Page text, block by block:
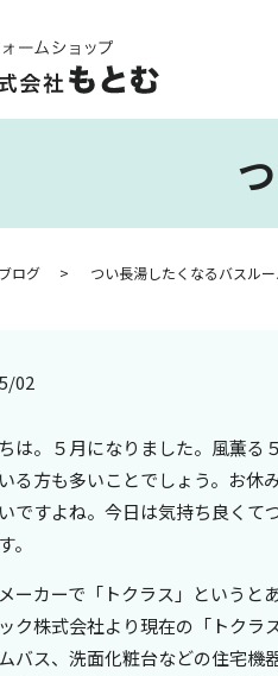
ブログ つい長湯したくなるバスルー
02
は。５月になりました。風薫る
る方も多いことでしょう。お
ですよね。今日は気持ち良くて
。
ーカーで「トクラス」というと
ク株式会社より現在の「トクラ
バス、洗面化粧台などの住宅機